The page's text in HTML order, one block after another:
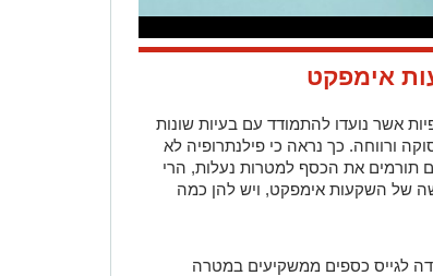
אימפקט
אשר נועדו להתמודד עם בעיות שונות
ורווחה. כך נראה כי פילנתרופיה לא
תורמים את הכסף למטרות נעלות, הרי
של השקעות אימפקט, ויש להן כמה
לגייס כספים ממשקיעים במטרה